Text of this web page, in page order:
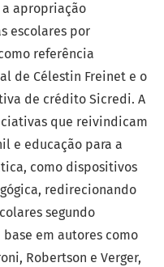
apropriação
escolares por
referência
de Célestin Freinet e o
de crédito Sicredi. A
que reivindicam
e educação para a
como dispositivos
redirecionando
segundo
em autores como
Robertson e Verger,